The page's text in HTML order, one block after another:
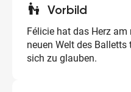
escalator_warning Vorbild
Félicie hat das Herz
neuen Welt des
sich zu glauben.